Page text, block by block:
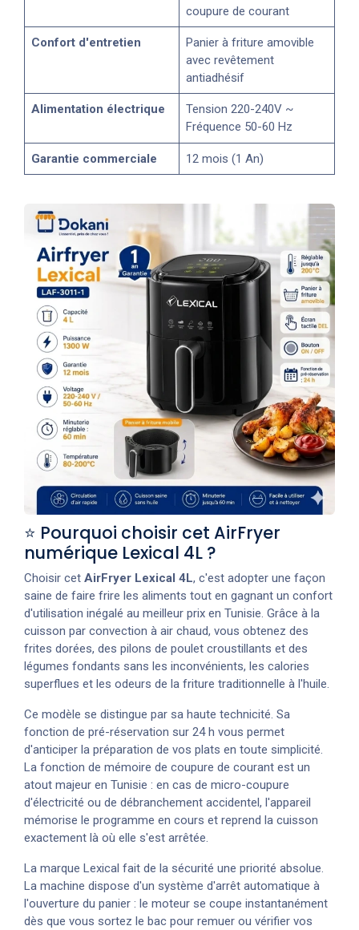
coupure de courant
Confort d'entretien
Panier à friture amovible
avec revêtement
antiadhésif
Alimentation électrique
Tension 220-240V ~
Fréquence 50-60 Hz
Garantie commerciale 12 mois (1 An)
⭐ Pourquoi choisir cet AirFryer
numérique Lexical 4L ?
Choisir cet AirFryer Lexical 4L, c'est adopter une façon
saine de faire frire les aliments tout en gagnant un confort
d'utilisation inégalé au meilleur prix en Tunisie. Grâce à la
cuisson par convection à air chaud, vous obtenez des
frites dorées, des pilons de poulet croustillants et des
légumes fondants sans les inconvénients, les calories
superflues et les odeurs de la friture traditionnelle à l'huile.
Ce modèle se distingue par sa haute technicité. Sa
fonction de pré-réservation sur 24 h vous permet
d'anticiper la préparation de vos plats en toute simplicité.
La fonction de mémoire de coupure de courant est un
atout majeur en Tunisie : en cas de micro-coupure
d'électricité ou de débranchement accidentel, l'appareil
mémorise le programme en cours et reprend la cuisson
exactement là où elle s'est arrêtée.
La marque Lexical fait de la sécurité une priorité absolue.
La machine dispose d'un système d'arrêt automatique à
l'ouverture du panier : le moteur se coupe instantanément
dès que vous sortez le bac pour remuer ou vérifier vos